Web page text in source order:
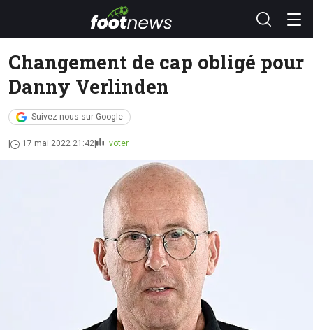
Changement de cap obligé pour
Danny Verlinden
Suivez-nous sur Google
17 mai 2022 21:42 voter